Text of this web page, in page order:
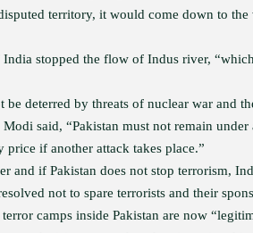
territory, it would come down to the
stopped the flow of Indus river,
deterred by threats of nuclear war and
said, “Pakistan must not remain
if another attack takes place.”
and if Pakistan does not stop terrorism,
not to spare terrorists and their
camps inside Pakistan are now